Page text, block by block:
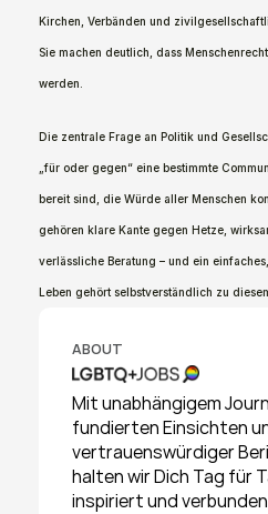
Kirchen, Verbänden und
Sie machen deutlich, dass
werden.
Die zentrale Frage an Politik und
„für oder gegen“ eine bestimmte
bereit sind, die Würde aller Menschen
gehören klare Kante gegen Hetze,
verlässliche Beratung – und ein
Leben gehört selbstverständlich zu
ABOUT
Mit unabhängigem
fundierten Einsichten
vertrauenswürdiger
halten wir Dich Tag für
inspiriert und